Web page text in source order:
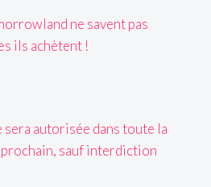
ne savent pas
ils achètent !
sera autorisée dans toute la
sauf interdiction